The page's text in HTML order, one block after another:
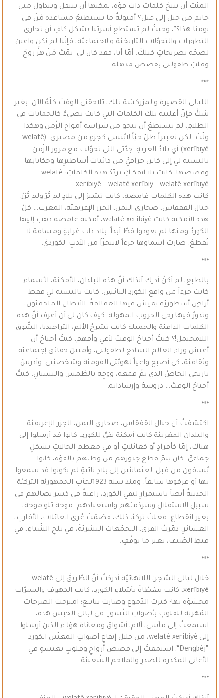
الميّت أن ينتجَ كلمات ذات قوّة، يمكنها أن تنتقل وتتداول مثل
خاتم من جيل إلى جيل؟ أمثولةٌ ما تستطيعُ مساعدة مَنْ في
يومنا هذا؟”، وحيثُ لم تستطع أسرتنا بشكل كافٍ أن تجاري
التطورات والتحوّلات التاريخيّة والاجتماعيّة، فإنّنا لم نكن واعين
لصحّة تصريحاتٍ كتلكَ. أمّا أنا، فقد كان لي ثمّتَ مَنْ هزَّ روحَ
وقلبَ طفولتي بقصص مذهلة.
***
الليالي القصيرة والمزركشة تلك، تلاحقني الوقتَ كلّهُ الآن. بغير
شكٍّ فإنّ أغلبية تلك الكلمات التي كانت تضيءُ كالجمانات في
الظلامِ، لم تستطعْ أن تنجو من شراسة أمواج الزّمن وهكذا
ولّتْ. لكن تعبيراً ظلّ حيّاً لايُنسى كجزءٍ من مصيري: (welatê
xerîbiyê) أي بلادُ الغربةِ. جدّتي التي تحوّلت مع مرور الزّمن
بالنسبة لي إلى كائن خرافيٍّ من كائنات أساطيرِها وحكاياتِها
وقصصها، كانت بلا انفكاكٍ تردّدُ هذه الكلماتِ: welatê
xerîbiyê… welatê xerîbiy… welatê xerîbiyê….
كانت هذه الكلمات غامضة، كانت تشيرُ إلى بلادٍ لم تُرَ ولم تُزرْ:
جبال القفقاس، صحاري اليمن، الجزر الإغريقيّة، المغرب… كلّ
هذه الأمكنة كانت welatê xerîbiyê، أمكنة غامضة ذهب إليها
الكوردُ ومنها لم يعودوا قطّ أبداً، بلاد ذات غرابةٍ ومسافة لا
تُقطعُ. صارت أسماؤها جزءاً لايتجزّاُ من الأدبِ الكورديّ.
***
بالطبع، لم أكنْ أدرك آنذاك أنّ هذه البلدان، الأمكنة، الأسماء
كانت جزءاً من واقع الكوردِ البائسِ. كانت بالنسبة لي فقط
أراضٍ أسطوريّة يعيش فيها العمالقةُ، الأبطال الملحميّون،
وتدورُ فيها رحى الحروب المهولة. كيف كان لي أن أعرف أنّ هذه
الكلمات الدافئة والجميلة كانت تشرحُ الألم، التراجيديا، الشّوق
اللامحتمل!؟ كنتُ أحتاجُ الوقتَ لأعي وأفهم، كنتُ أحتاجُ أن
أعيش وراء العالم الساذج لطفولتي، وأمتثلَ حقائق إجتماعيّة
وثقافيّة، كي أصبح واعياً لهويّتي القوميّة وشخصيّتي، وأدرسَ
تاريخي الخاصَّ الذي تمَّ قمعه، ووجِهَ بالطّمس والنسيانِ. كنتُ
أحتاجُ الوقتَ… دروسهُ وإرشاداته.
***
اكتشفتُ أن جبال القفقاس، صحارى اليمن، الجزر الإغريقيّة
والبلدان المغربيّة كانت أمكنة نفيٍّ للكوردِ. كانوا قد أرسلوا إلى
هناك، إمّا كأفرادٍ أو كعائلاتٍ أو في معظم الحالاتِ بشكلٍ
جماعيٍّ. كان يتمّ قطع جذورهم من وطنهم بالقوّة، كانوا
يُساقون من قبل العثمانيّين إلى بلادٍ نائيةٍ لم يكونوا قد سمعوا
بها أو عرفوها سابقاً. ومنذ سنة 1923لجأتِ الجمهوريّة التركيّة
الحديثةُ أيضاً باستمرارٍ لنفي الكوردِ، راغبةً في كسر نضالهم في
سبيلِ الاستقلالِ وشرذمتهم واستعبادهم. موجة تلو موجة،
بغير انقطاع. فعلتْ تركيّا ذلك، فصَمَتْ عُرى العائلات، الأقاربِ،
العشائرِ. دمّرتْ القرى، التجمّعات البشريّةَ، في ثلجِ الشّتاءِ، في
قيظِ الصّيف، بغير ما توقّفٍ.
***
خلال ليالي السّجن اللانهائيّة أدركتُ أنّ الطّريقَ إلى welatê
xerîbiyê، كانت مغطّاةً بأشلاءِ الكوردِ، كانت الكهوف والممرّات
محشوّة بها؛ كبرت الدّموع وصارت ينابيع؛ امتزجت الصرخات
المُهرية للقلوبِ بأصواتِ النّسورِ. في ليالي الحبس هذه،
استمعتُ إلى مآسي، آلام، أشواق ومعاناة هؤلاء الذين أرسلوا
إلى welatê xerîbiyê، من خلال إيقاعِ أصواتِ المغنّين الكورد
“Dengbêj”. استمعتُ إلى قصص أرواحٍ وقلوبٍ تعيسةٍ في
الأغاني المكدرة للصدرِ والملاحم الشّعبيّة.
***